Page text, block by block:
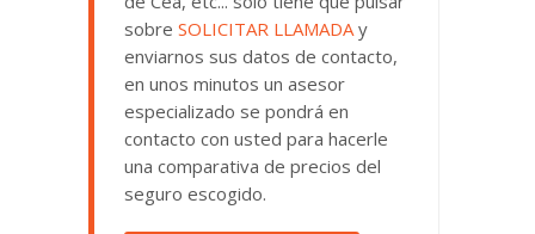
sobre SOLICITAR LLAMADAy
enviarnos sus datos de contacto,
en unos minutos un asesor
especializado se pondrá en
contacto con usted para hacerle
una comparativa de precios del
seguro escogido.